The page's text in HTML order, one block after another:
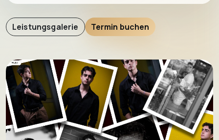
Leistungsgalerie Termin buchen